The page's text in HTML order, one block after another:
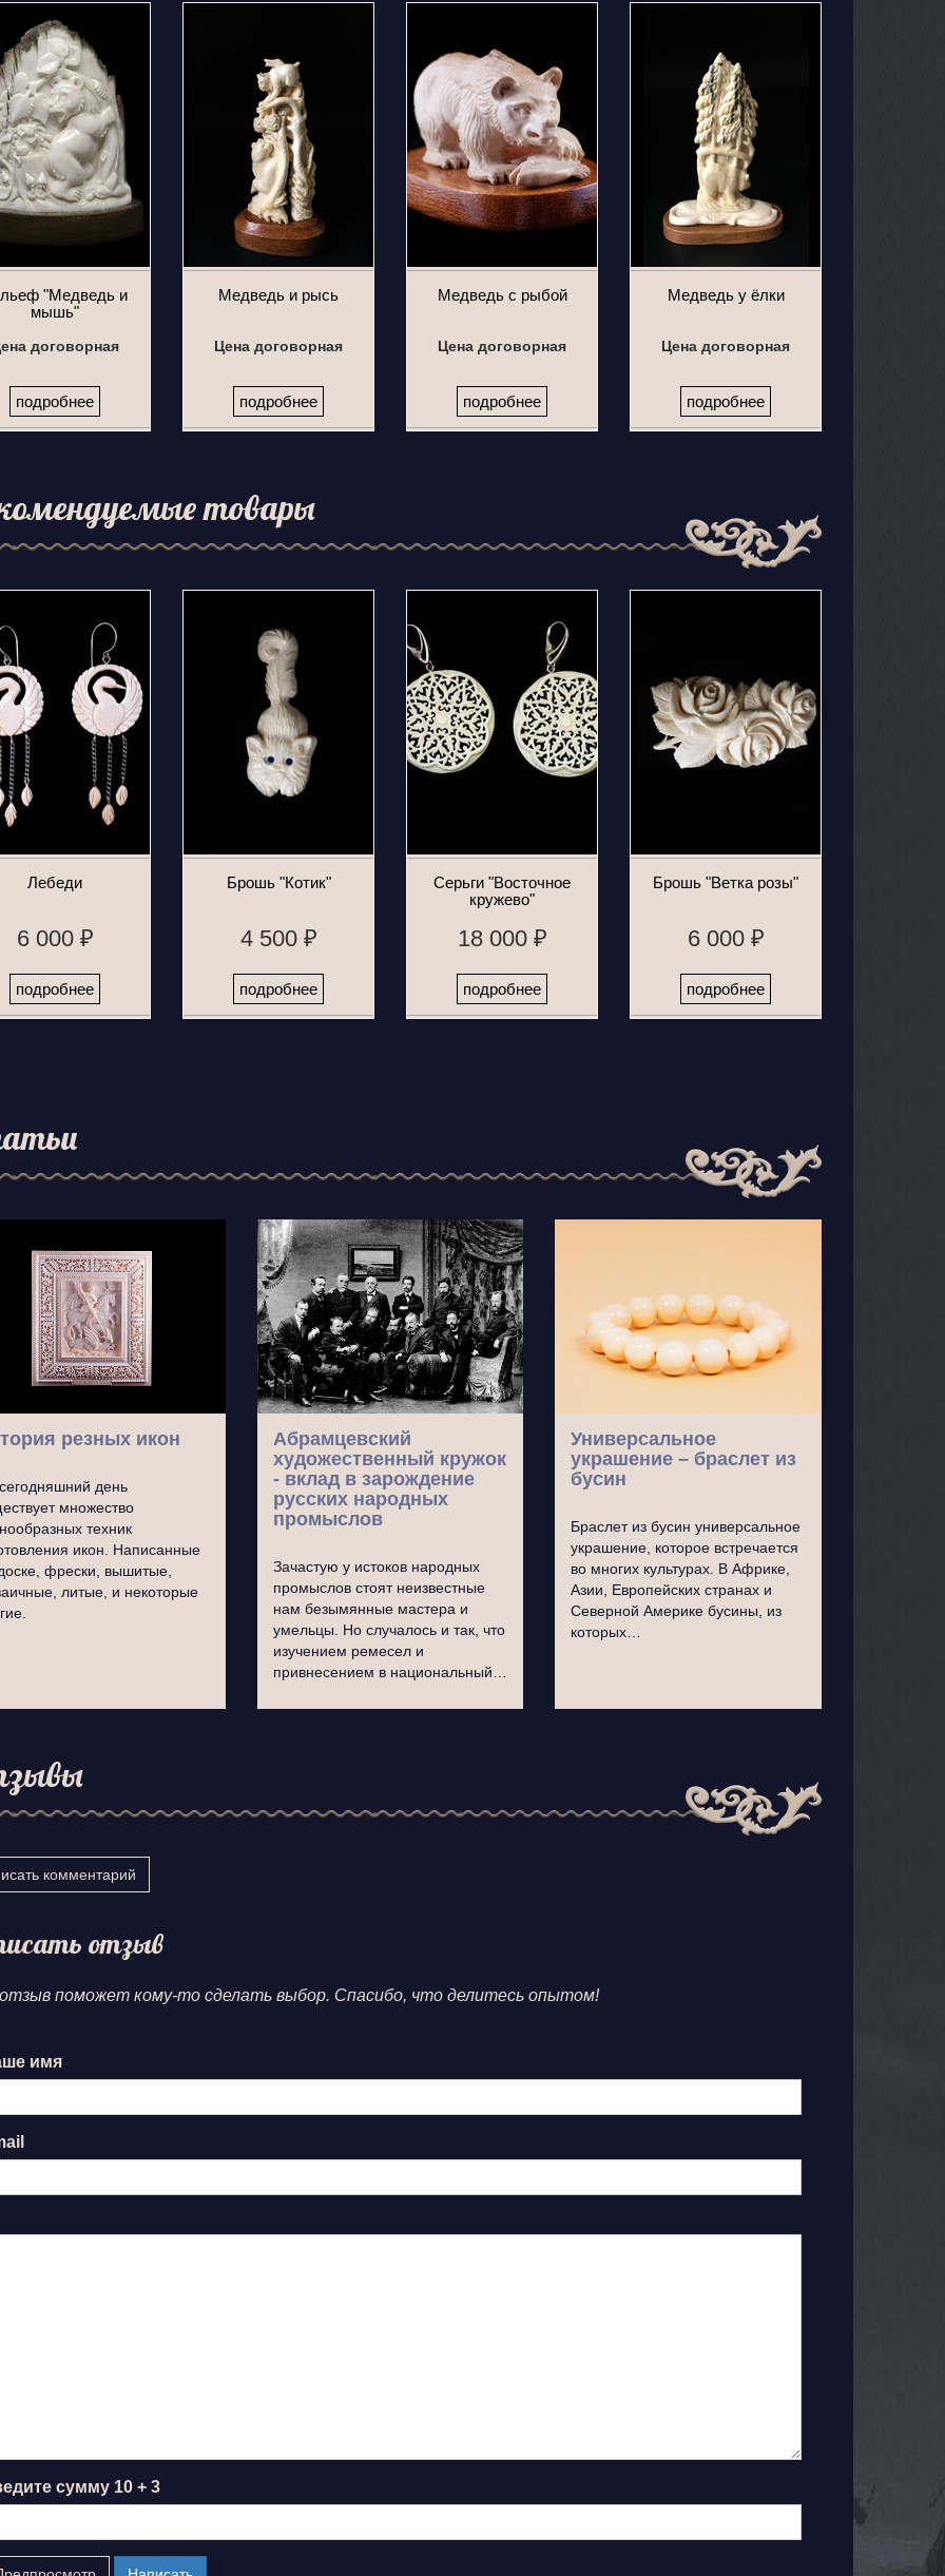
"Медведь и
мышь"
договорная
подробнее
Медведь и рысь
Цена договорная
подробнее
Медведь с рыбой
Цена договорная
подробнее
Медведь у ёлки
Цена договорная
подробнее
товары
Лебеди
6 000 ₽
подробнее
Брошь "Котик"
4 500 ₽
подробнее
Серьги "Восточное
кружево"
18 000 ₽
подробнее
Брошь "Ветка розы"
6 000 ₽
подробнее
резных икон
день
множество
техник
икон. Написанные
фрески, вышитые,
литые, и некоторые
Абрамцевский
художественный кружок
- вклад в зарождение
русских народных
промыслов
Зачастую у истоков народных
промыслов стоят неизвестные
нам безымянные мастера и
умельцы. Но случалось и так, что
изучением ремесел и
привнесением в национальный…
Универсальное
украшение – браслет из
бусин
Браслет из бусин универсальное
украшение, которое встречается
во многих культурах. В Африке,
Азии, Европейских странах и
Северной Америке бусины, из
которых…
комментарий
отзыв
поможет кому-то сделать выбор. Спасибо, что делитесь опытом!
имя
сумму 10 + 3